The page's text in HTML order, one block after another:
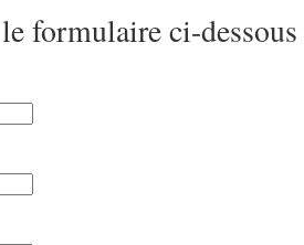
formulaire ci-